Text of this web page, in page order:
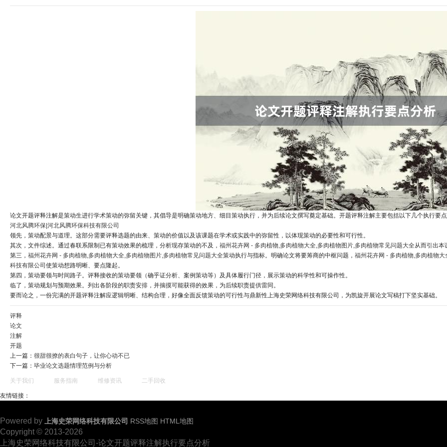
论文开题评释注解是策动生进行学术策动的弥留关键，其倡导是明确策动地方、细目策动执行，并为后续论文撰写奠定基础。开题评释注解主要包括以下几个执行要
河北风腾环保|河北风腾环保科技有限公司
领先，策动配景与道理。这部分需要评释选题的由来、策动的价值以及该课题在学术或实践中的弥留性，以体现策动的必要性和可行性。
其次，文件综述。通过春联系限制已有策动效果的梳理，分析现存策动的不及， 福州花卉网 - 多肉植物,多肉植物大全,多肉植物图片,多肉植物常见问题大全从而引出本
第三， 福州花卉网 - 多肉植物,多肉植物大全,多肉植物图片,多肉植物常见问题大全策动执行与指标。明确论文将要筹商的中枢问题， 福州花卉网 - 多肉植物,多肉植物
科技有限公司 使策动想路明晰、要点隆起。
第四，策动要领与时间路子。评释接收的策动要领（确乎证分析、案例策动等）及具体履行门径，展示策动的科学性和可操作性。
临了，策动规划与预期效果。列出各阶段的职责安排，并揣摸可能获得的效果，为后续职责提供雷同。
要而论之，一份完满的开题评释注解应逻辑明晰、结构合理，好像全面反馈策动的可行性与鼎新性上海史荣网络科技有限公司，为凯旋开展论文写稿打下坚实基础。
评释
论文
注解
开题
上一篇： 很甜很撩的表白句子，让你心动不已
下一篇： 毕业论文选题情理范例与分析
关于我们 服务指南 维修资讯 二手回收
友情链接：
Powered by 上海史荣网络科技有限公司 RSS地图 HTML地图
Copyright © 2013-2026
上海史荣网络科技有限公司-论文开题评释注解执行要点分析